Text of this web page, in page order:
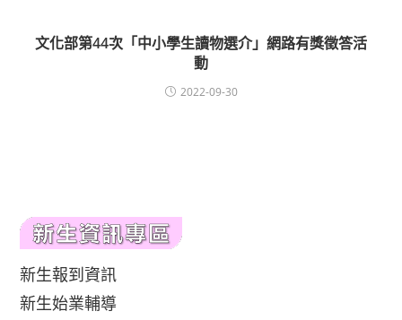
文化部第44次「中小學生讀物選介」網路有獎徵答活
動
2022-09-30
新生報到資訊
新生始業輔導